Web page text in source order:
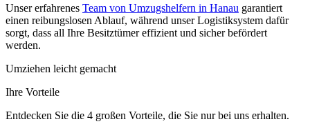
Unser erfahrenes Team von Umzugshelfern in Hanau garantiert
einen reibungslosen Ablauf, während unser Logistiksystem dafür
sorgt, dass all Ihre Besitztümer effizient und sicher befördert
werden.
Umziehen leicht gemacht
Ihre Vorteile
Entdecken Sie die 4 großen Vorteile, die Sie nur bei uns erhalten.